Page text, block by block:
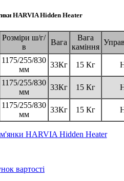
HARVIA Hidden Heater
Розміри ш/г/
в
Вага
Вага
каміння
1175/255/830
мм
33Кг 15 Кг
1175/255/830
мм
33Кг 15 Кг
1175/255/830
мм
33Кг 15 Кг
HARVIA Hidden Heater
вартості